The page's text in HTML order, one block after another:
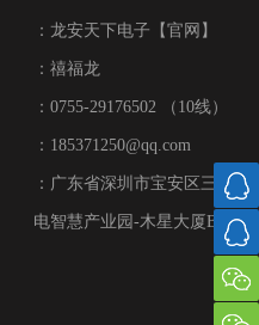
：龙安天下电子【官网】
：禧福龙
：0755-29176502 （10线）
：185371250@qq.com
：广东省深圳市宝安区三围联
电智慧产业园-木星大厦B栋五